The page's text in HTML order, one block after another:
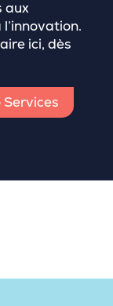
aux
ici, dès
Services